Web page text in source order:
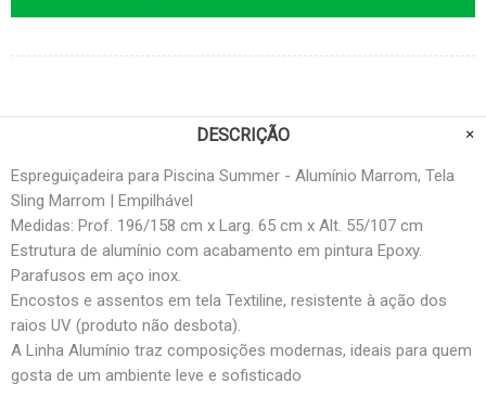
DESCRIÇÃO
Espreguiçadeira para Piscina Summer - Alumínio Marrom, Tela
Sling Marrom | Empilhável
Medidas: Prof. 196/158 cm x Larg. 65 cm x Alt. 55/107 cm
Estrutura de alumínio com acabamento em pintura Epoxy.
Parafusos em aço inox.
Encostos e assentos em tela Textiline, resistente à ação dos
raios UV (produto não desbota).
A Linha Alumínio traz composições modernas, ideais para quem
gosta de um ambiente leve e sofisticado